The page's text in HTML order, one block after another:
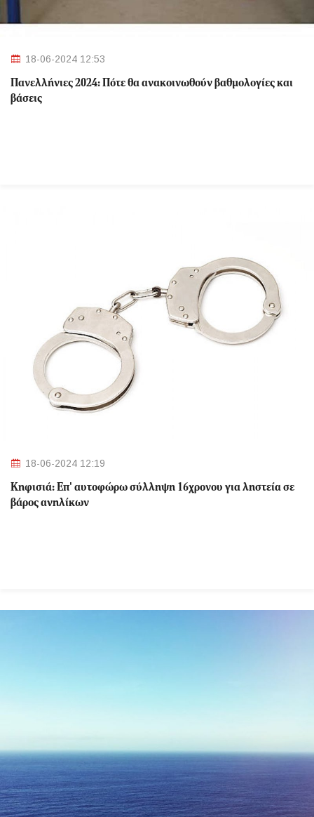
18-06-2024 12:53
Πανελλήνιες 2024: Πότε θα ανακοινωθούν βαθμολογίες και
βάσεις
18-06-2024 12:19
Κηφισιά: Eπ' αυτοφώρω σύλληψη 16χρονου για ληστεία σε
βάρος ανηλίκων